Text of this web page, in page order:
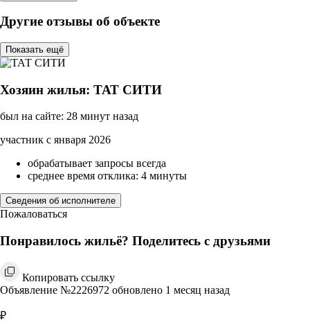
Другие отзывы об объекте
Показать ещё
Хозяин жилья: ТАТ СИТИ
был на сайте: 28 минут назад
участник с января 2026
обрабатывает запросы всегда
среднее время отклика: 4 минуты
Сведения об исполнителе
Пожаловаться
Понравилось жильё? Поделитесь с друзьями
Копировать ссылку
Объявление №2226972 обновлено 1 месяц назад
₽